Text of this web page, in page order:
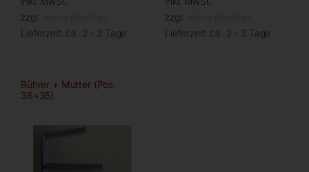
zzgl. Versandkosten
Lieferzeit: ca. 2 - 3 Tage
zzgl. Versandkosten
Lieferzeit: ca. 2 - 3 Tage
Rührer + Mutter (Pos.
36+35)